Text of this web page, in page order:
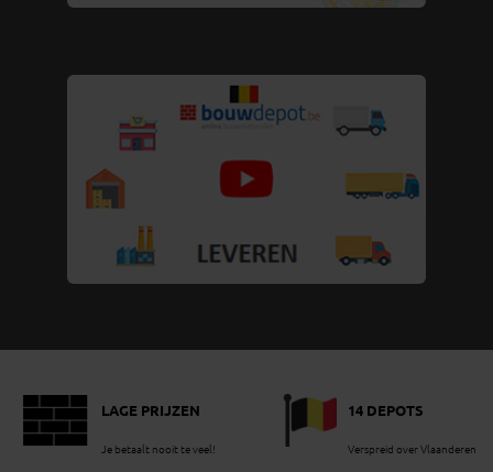
LAGE PRIJZEN
Je betaalt nooit te veel!
14 DEPOTS
Verspreid over Vlaanderen